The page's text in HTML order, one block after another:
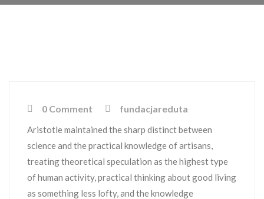
0 Comment fundacjareduta
Aristotle maintained the sharp distinct between
science and the practical knowledge of artisans,
treating theoretical speculation as the highest type
of human activity, practical thinking about good living
as something less lofty, and the knowledge